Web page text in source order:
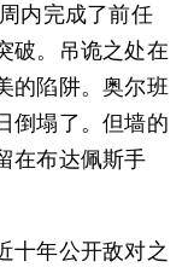
内完成了前任
破。吊诡之处在
的陷阱。奥尔班
倒塌了。但墙的
在布达佩斯手
十年公开敌对之